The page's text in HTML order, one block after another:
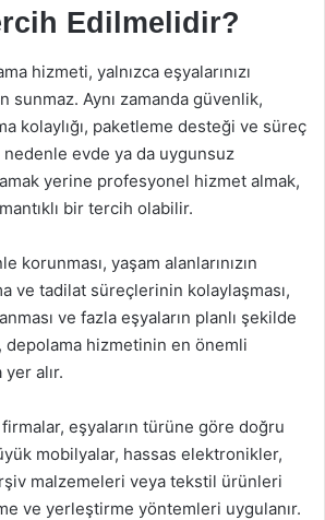
Edilmelidir?
hizmeti, yalnızca eşyalarınızı
sunmaz. Aynı zamanda güvenlik,
kolaylığı, paketleme desteği ve süreç
evde ya da uygunsuz
yerine profesyonel hizmet almak,
bir tercih olabilir.
korunması, yaşam alanlarınızın
ve tadilat süreçlerinin kolaylaşması,
ve fazla eşyaların planlı şekilde
depolama hizmetinin en önemli
yer alır.
eşyaların türüne göre doğru
mobilyalar, hassas elektronikler,
malzemeleri veya tekstil ürünleri
ve yerleştirme yöntemleri uygulanır.